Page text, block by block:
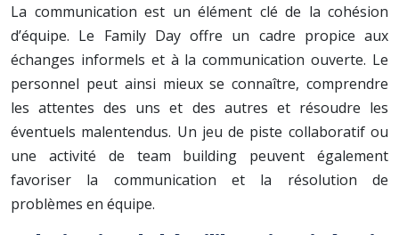
La communication est un élément clé de la cohésion
d’équipe. Le Family Day offre un cadre propice aux
échanges informels et à la communication ouverte. Le
personnel peut ainsi mieux se connaître, comprendre
les attentes des uns et des autres et résoudre les
éventuels malentendus. Un jeu de piste collaboratif ou
une activité de team building peuvent également
favoriser la communication et la résolution de
problèmes en équipe.